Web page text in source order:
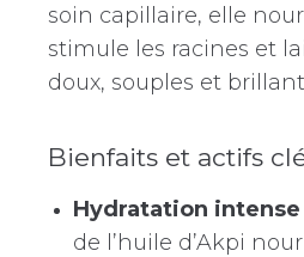
soin capillaire, elle
stimule les racines et
doux, souples et
Bienfaits et actifs
Hydratation intense
de l’huile d’Akpi